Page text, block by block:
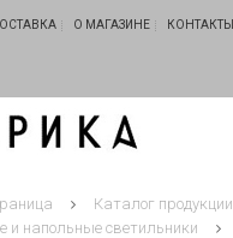
О МАГАЗИНЕ КОНТАКТЫ
Каталог продукции
и напольные светильники